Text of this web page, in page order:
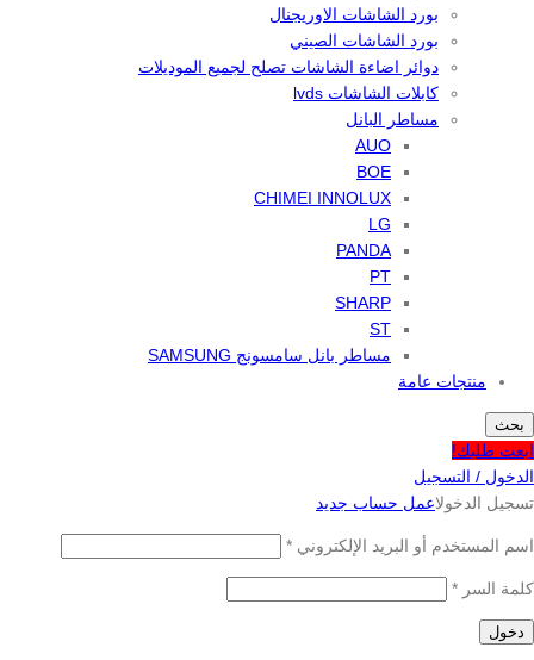
بورد الشاشات الاوريجنال
بورد الشاشات الصيني
دوائر اضاءة الشاشات تصلح لجميع الموديلات
كابلات الشاشات lvds
مساطر البانل
AUO
BOE
CHIMEI INNOLUX
LG
PANDA
PT
SHARP
ST
مساطر بانل سامسونج SAMSUNG
منتجات عامة
بحث
ابعت طلبك!
الدخول / التسجيل
تسجيل الدخولاعمل حساب جديد
اسم المستخدم أو البريد الإلكتروني *
كلمة السر *
دخول